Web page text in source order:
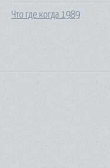
Что где когда 1989